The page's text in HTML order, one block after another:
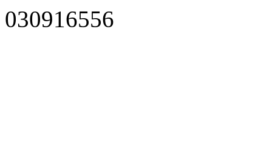
030916556